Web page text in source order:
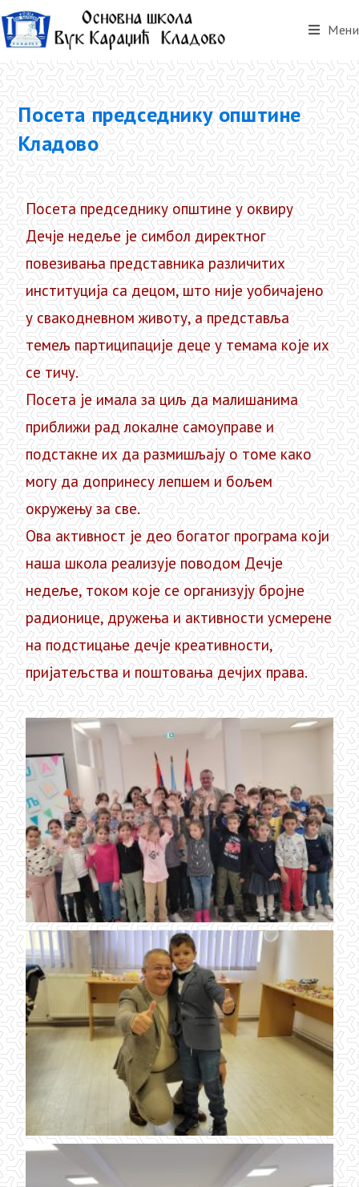
Мени
Посета председнику општине
Кладово
Посета председнику општине у оквиру
Дечје недеље је симбол директног
повезивања представника различитих
институција са децом, што није уобичајено
у свакодневном животу, а представља
темељ партиципације деце у темама које их
се тичу.
Посета је имала за циљ да малишанима
приближи рад локалне самоуправе и
подстакне их да размишљају о томе како
могу да допринесу лепшем и бољем
окружењу за све.
Ова активност је део богатог програма који
наша школа реализује поводом Дечје
недеље, током које се организују бројне
радионице, дружења и активности усмерене
на подстицање дечје креативности,
пријатељства и поштовања дечјих права.